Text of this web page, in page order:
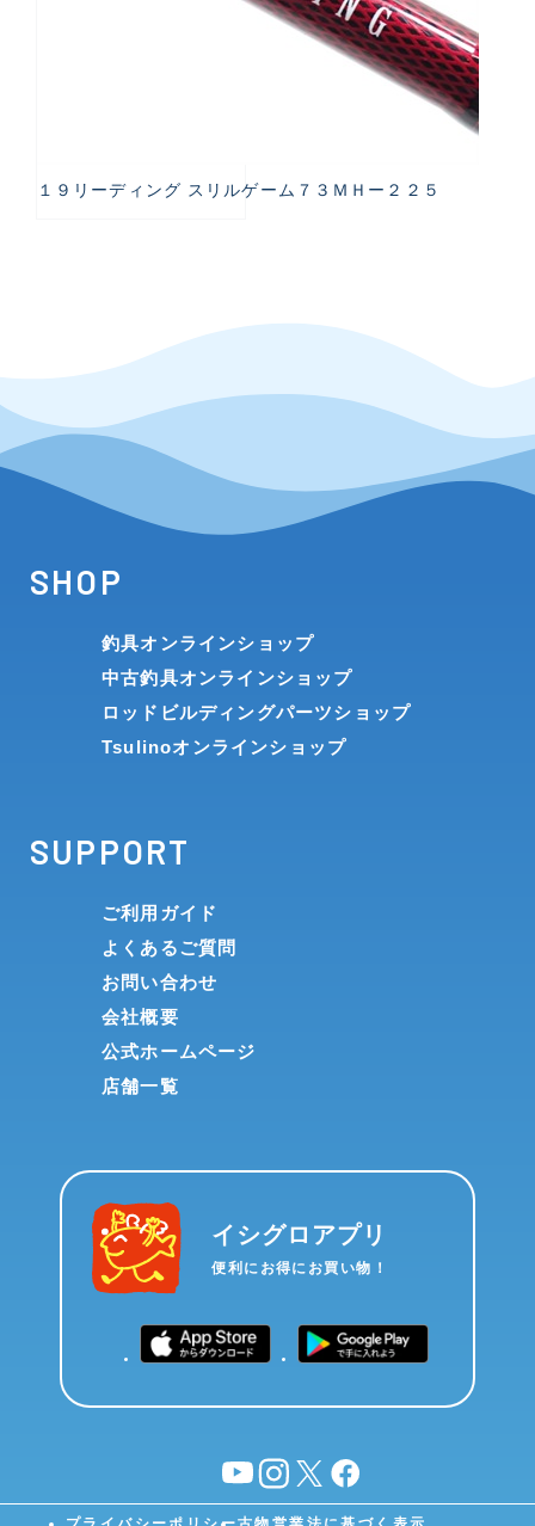
１９リーディング スリルゲーム７３ＭＨー２２５
SHOP
釣具オンラインショップ
中古釣具オンラインショップ
ロッドビルディングパーツショップ
Tsulinoオンラインショップ
SUPPORT
ご利用ガイド
よくあるご質問
お問い合わせ
会社概要
公式ホームページ
店舗一覧
イシグロアプリ
便利にお得にお買い物！
YouTubeinstagram
X facebook